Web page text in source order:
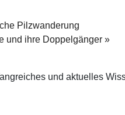
Pilzwanderung
und ihre Doppelgänger»
und aktuelles